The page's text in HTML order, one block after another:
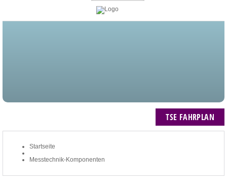
TSE FAHRPLAN
Startseite
Messtechnik-Komponenten